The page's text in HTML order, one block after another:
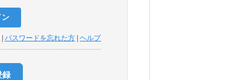
|パスワードを忘れた方 |ヘルプ
録